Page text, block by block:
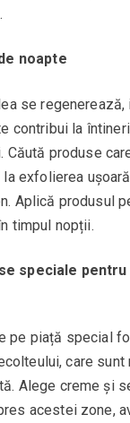
noapte
se regenerează,
contribui la
Căută produse
la exfolierea
Aplică produsul
timpul nopții.
speciale
pe piață special
care sunt
Alege creme și
acestei zone,